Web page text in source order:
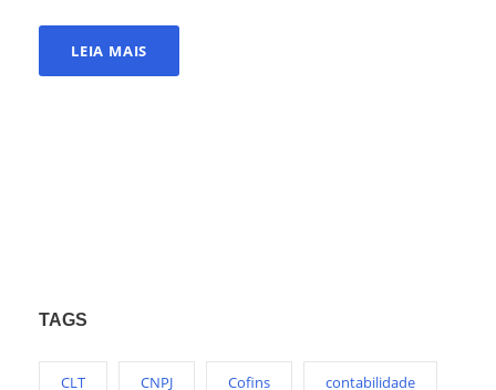
LEIA MAIS
TAGS
CLT CNPJ Cofins contabilidade